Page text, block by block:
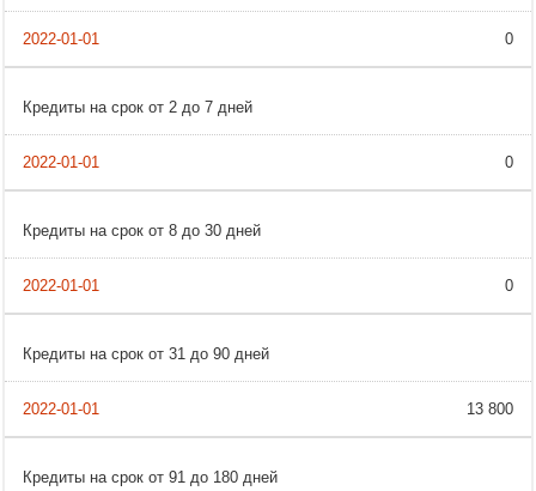
0
Кредиты на срок от 2 до 7 дней
0
Кредиты на срок от 8 до 30 дней
0
Кредиты на срок от 31 до 90 дней
13 800
Кредиты на срок от 91 до 180 дней